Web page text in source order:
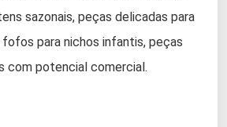
sazonais, peças delicadas para
para nichos infantis, peças
com potencial comercial.